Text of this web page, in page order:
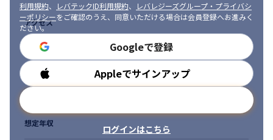
の影響力や貢献度を実感できる職務です
・ルノー/日産/三菱のアライアンス業務を通し、グローバルなエン
ジニアとしての成長に期待できます
※出典：Forbes
JAPAN（https://forbesjapan.com/articles/detail/38942）
利用規約、 レバテックID利用規約、
レバレジーズグループ・プライバシ
ーポリシーをご確認のうえ、同意いただける場合は会員登録へお進みく
ださい。
Googleで登録
Appleでサインアップ
ログインはこちら
アクセス
勤務時間
想定年収